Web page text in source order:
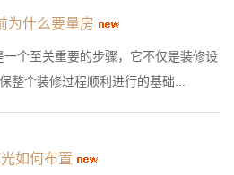
为什么要量房
个至关重要的步骤，它不仅是装修设
整个装修过程顺利进行的基础...
如何布置